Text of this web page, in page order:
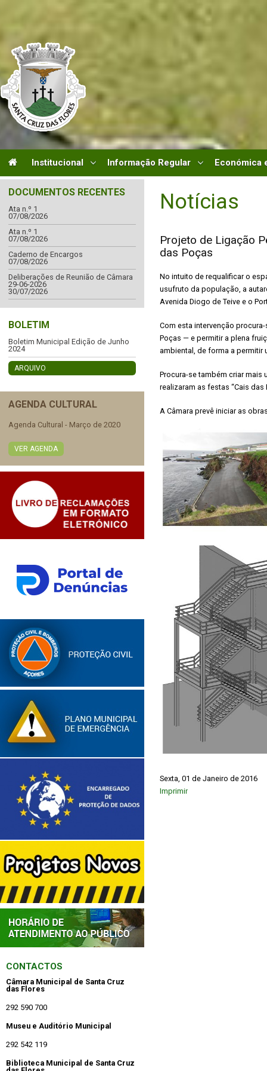
Institucional Informação Regular Económica
DOCUMENTOS RECENTES
Ata n.º 1
07/08/2026
Ata n.º 1
07/08/2026
Caderno de Encargos
07/08/2026
Deliberações de Reunião de Câmara
29-06-2026
30/07/2026
BOLETIM
Boletim Municipal Edição de Junho
2024
ARQUIVO
AGENDA CULTURAL
Agenda Cultural - Março de 2020
VER AGENDA
CONTACTOS
Câmara Municipal de Santa Cruz
das Flores
292 590 700
Museu e Auditório Municipal
292 542 119
Biblioteca Municipal de Santa Cruz
Notícias
Projeto de Ligação
das Poças
No intuito de requalificar o
usufruto da população, a
Avenida Diogo de Teive e o
Com esta intervenção
Poças — e permitir a plena
ambiental, de forma a permitir
Procura-se também criar mais
realizaram as festas “Cais das
A Câmara prevê iniciar as
Sexta, 01 de Janeiro de 2016
Imprimir